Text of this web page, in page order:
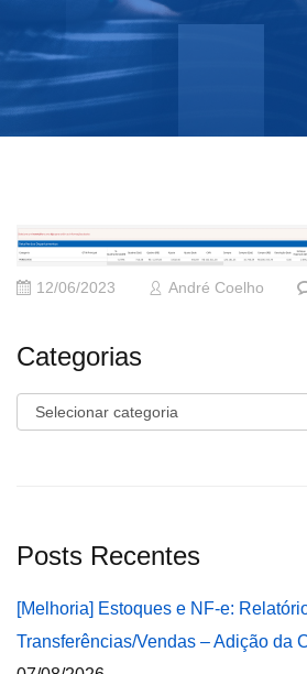
12/06/2023 André Coelho
Categorias
Categorias
Posts Recentes
[Melhoria] Estoques e NF-e:
Transferências/Vendas – Adição da